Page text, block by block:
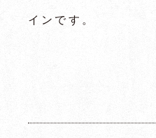
インです。